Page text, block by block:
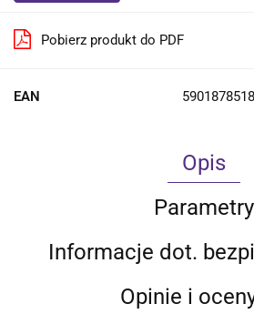
Pobierz produkt do PDF
EAN
Opis
Parametry
Informacje dot.
Opinie i